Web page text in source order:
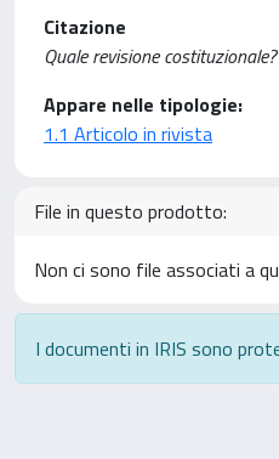
Citazione
Quale revisione
Appare nelle tipologie:
1.1 Articolo in rivista
File in questo prodotto:
Non ci sono file associati a
I documenti in IRIS sono